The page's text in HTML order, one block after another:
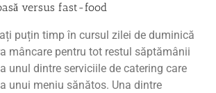
versus fast-food
puțin timp în cursul zilei de duminică
mâncare pentru tot restul săptămânii
unul dintre serviciile de catering care
unui meniu sănătos. Una dintre